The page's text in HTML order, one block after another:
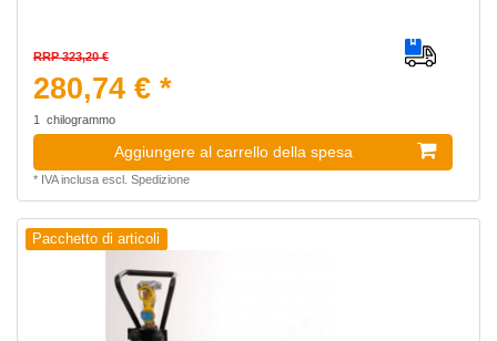
RRP 323,20 €
280,74 € *
1 chilogrammo
Aggiungere al carrello della spesa
* IVA inclusaescl. Spedizione
Pacchetto di articoli